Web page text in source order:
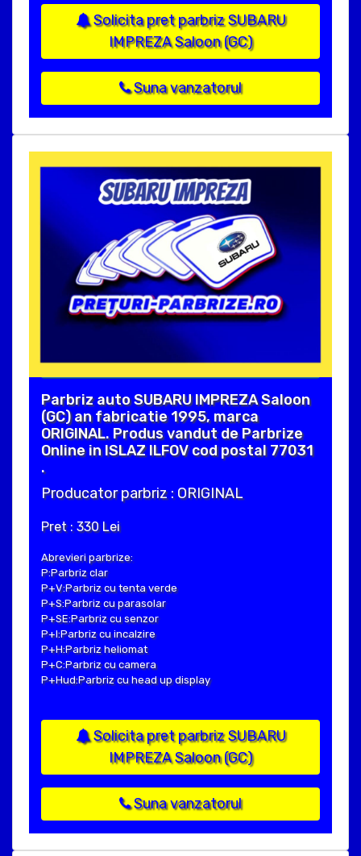
Solicita pret parbriz SUBARU
IMPREZA Saloon (GC)
Suna vanzatorul
Parbriz auto SUBARU IMPREZA Saloon
(GC) an fabricatie 1995, marca
ORIGINAL. Produs vandut de Parbrize
Online in ISLAZ ILFOV cod postal 77031
.
Producator parbriz : ORIGINAL
Pret : 330 Lei
Abrevieri parbrize:
P:Parbriz clar
P+V:Parbriz cu tenta verde
P+S:Parbriz cu parasolar
P+SE:Parbriz cu senzor
P+I:Parbriz cu incalzire
P+H:Parbriz heliomat
P+C:Parbriz cu camera
P+Hud:Parbriz cu head up display
Solicita pret parbriz SUBARU
IMPREZA Saloon (GC)
Suna vanzatorul